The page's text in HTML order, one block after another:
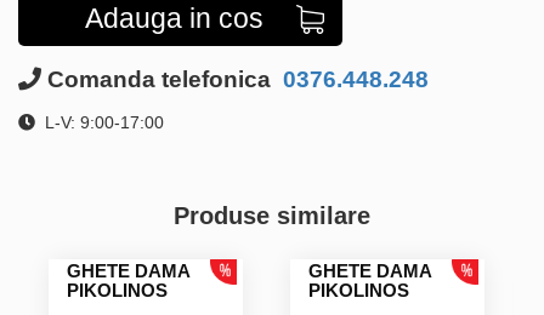
Adauga in cos
Comanda telefonica 0376.448.248
L-V: 9:00-17:00
Produse similare
GHETE DAMA
PIKOLINOS
GHETE DAMA
PIKOLINOS